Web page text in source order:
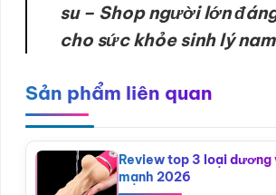
su – Shop người lớn
cho sức khỏe sinh lý
Sản phẩm liên quan
Review top 3 loại
mạnh 2026